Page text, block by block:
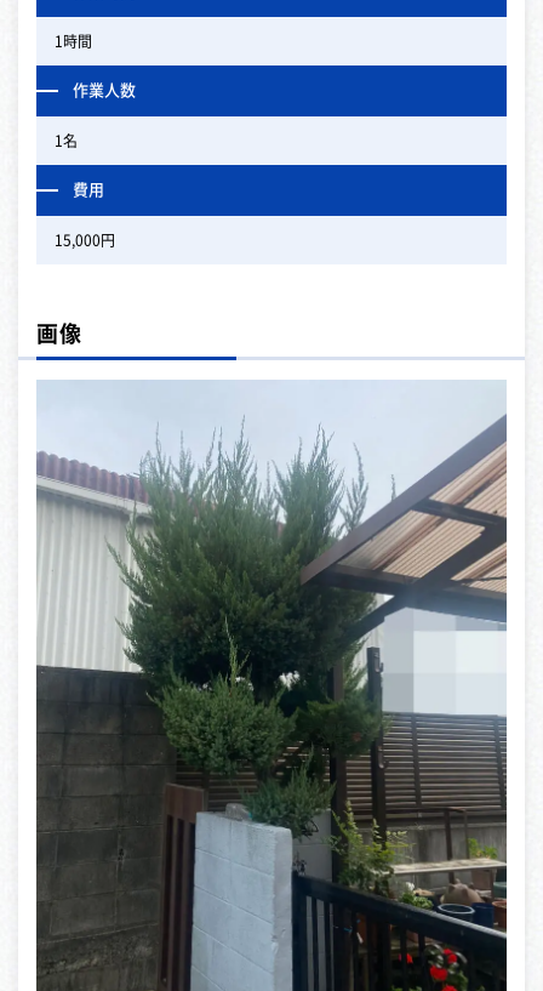
1時間
作業人数
1名
費用
15,000円
画像